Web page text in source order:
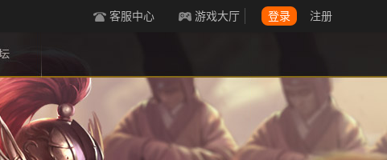
客服中心 游戏大厅 登录 注册